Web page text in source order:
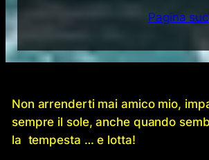
Pagina
Non arrenderti mai amico mio,
sempre il sole, anche quando
la tempesta … e lotta!